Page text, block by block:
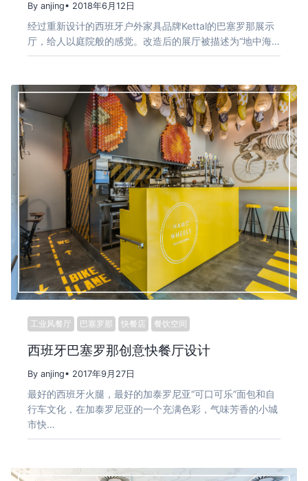
By anjing• 2018年6月12日
经过重新设计的西班牙户外家具品牌Kettal的巴塞罗那展示
厅，给人以庭院般的感觉。改造后的展厅被描述为“地中海…
工业风餐厅 巴塞罗那 快餐店 餐饮空间
西班牙巴塞罗那创意快餐厅设计
By anjing• 2017年9月27日
最好的西班牙火腿，最好的加泰罗尼亚“可口可乐”面包和自
行车文化，在加泰罗尼亚的一个充满色彩，气味芳香的小城
市快…